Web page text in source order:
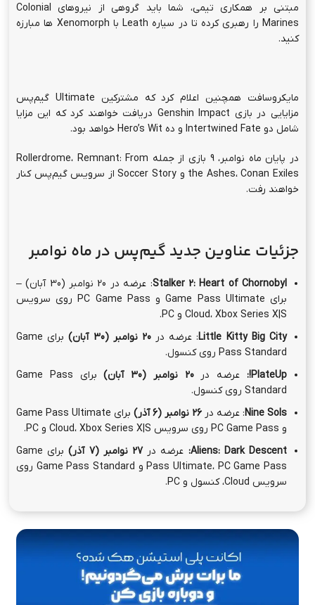
مبتنی بر همکاری تیمی، شما باید گروهی از نیروهای Colonial
Marines را رهبری کرده تا در سیاره Leath با Xenomorph ها مبارزه
کنید.
مایکروسافت همچنین اعلام کرد که مشترکین Ultimate گیم‌پس
مزایایی در بازی Genshin Impact دریافت خواهند کرد که این مزایا
شامل دو Intertwined Fate و ده Hero’s Wit خواهد بود.
در پایان ماه نوامبر، 9 بازی از جمله Rollerdrome، Remnant: From
the Ashes، Conan Exiles و Soccer Story از سرویس گیم‌پس کنار
خواهند رفت.
جزئیات عناوین جدید گیم‌پس در ماه نوامبر
Stalker 2: Heart of Chornobyl
: عرضه در 20 نوامبر (30 آبان) –
برای Game Pass Ultimate و PC Game Pass روی سرویس
Cloud، Xbox Series X|S و PC.
Little Kitty Big City: عرضه در20 نوامبر (30 آبان)
برای Game
Pass Standard روی کنسول.
PlateUp!
: عرضه در20 نوامبر (30 آبان)
برای Game Pass
Standard روی کنسول.
Nine Sols: عرضه در26 نوامبر (6 آذر)
برای Game Pass Ultimate
و PC Game Pass روی سرویس Cloud، Xbox Series X|S و PC.
Aliens: Dark Descent
: عرضه در27 نوامبر (7 آذر)
برای Game
Pass Ultimate، PC Game Pass و Game Pass Standard روی
سرویس Cloud، کنسول و PC.